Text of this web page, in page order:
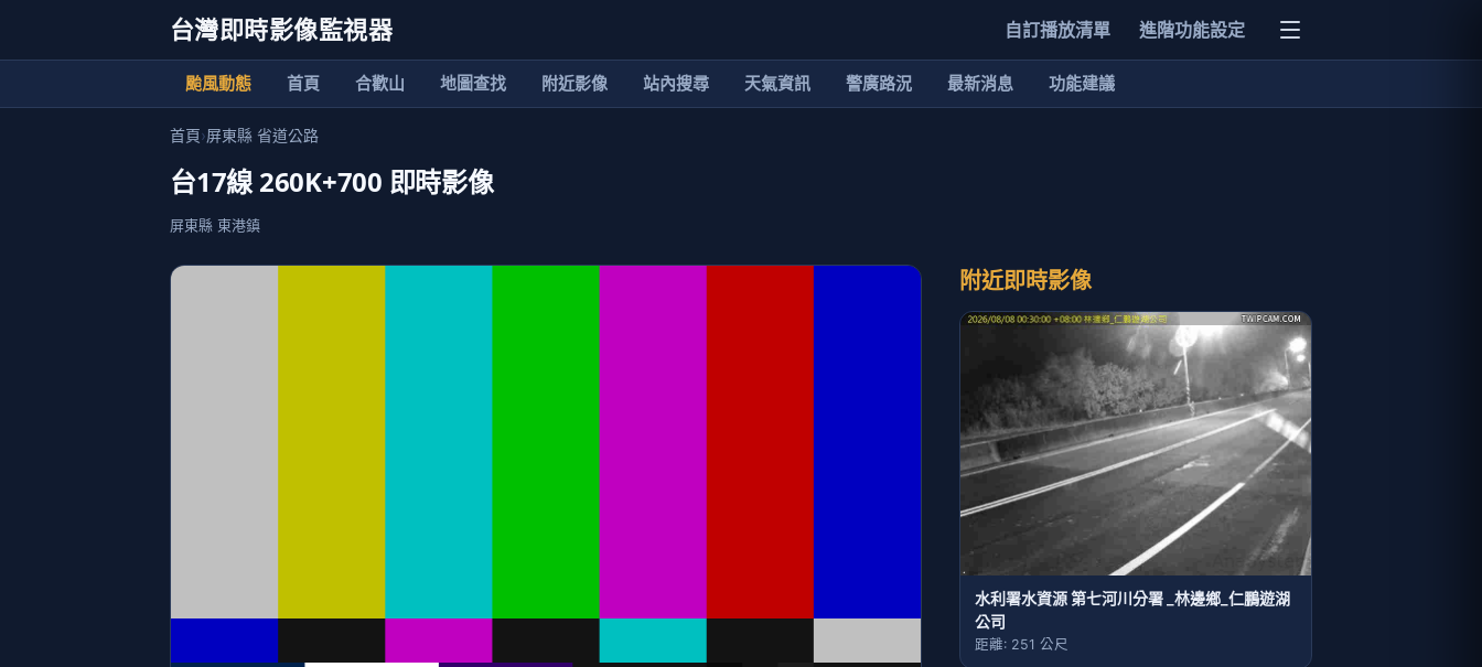
台灣即時影像監視器 自訂播放清單 進階功能設定
颱風動態 首頁 合歡山 地圖查找 附近影像 站內搜尋 天氣資訊 警廣路況 最新消息 功能建議
首頁›屏東縣 省道公路
台17線 260K+700 即時影像
屏東縣 東港鎮
附近即時影像
水利署水資源 第七河川分署 _林邊鄉_仁鵬遊湖
公司
距離: 251 公尺